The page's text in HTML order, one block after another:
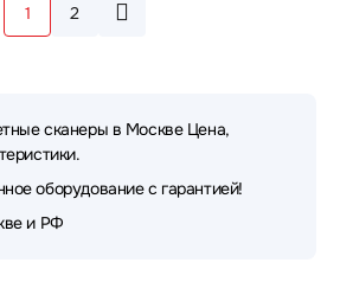
1 2
сканеры в Москве Цена,
оборудование с гарантией!
и РФ